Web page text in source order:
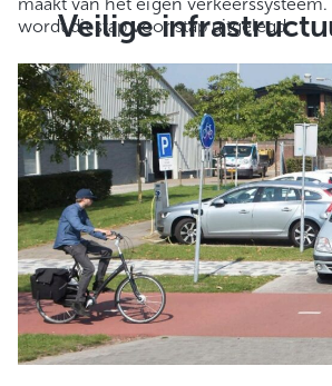
wordt dit stap voor stap uitgelegd.
Veilige